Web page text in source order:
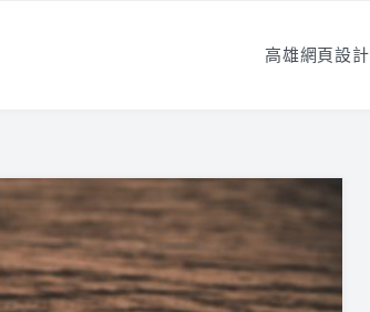
高雄網頁設計